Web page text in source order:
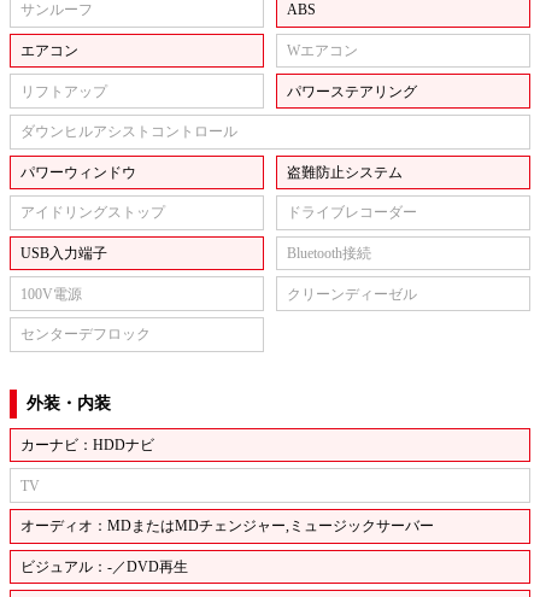
サンルーフ ABS
エアコン Wエアコン
リフトアップ パワーステアリング
ダウンヒルアシストコントロール
パワーウィンドウ 盗難防止システム
アイドリングストップ ドライブレコーダー
USB入力端子 Bluetooth接続
100V電源 クリーンディーゼル
センターデフロック
外装・内装
カーナビ：HDDナビ
TV
オーディオ：MDまたはMDチェンジャー,ミュージックサーバー
ビジュアル：-／DVD再生